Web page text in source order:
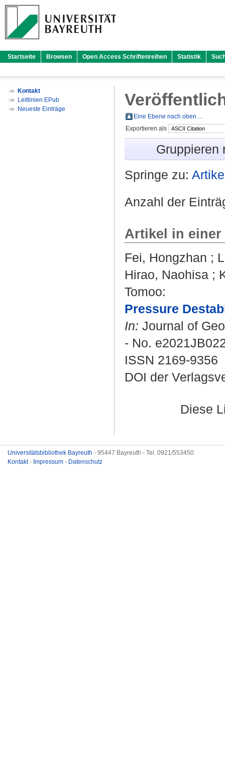
Startseite Browsen Open Access Schriftenreihen Statistik
Kontakt
Leitlinien EPub
Neueste Einträge
Eine Ebene nach oben ...
Exportieren als
Gruppieren
Springe zu:
Anzahl der
Artikel in
Fei, Hongzhan ;
Hirao, Naohisa ;
Tomoo:
Pressure
In: Journal of
- No.
ISSN 2169-9356
DOI der
Diese
Universitätsbibliothek Bayreuth - 95447 Bayreuth - Tel. 0921/553450
Kontakt- Impressum - Datenschutz